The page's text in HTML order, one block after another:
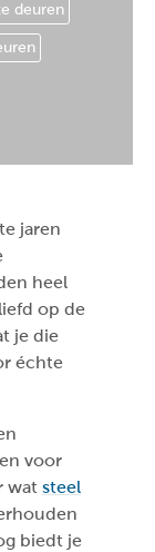
deuren
jaren
heel
op de
je die
échte
voor
wat steel
biedt je